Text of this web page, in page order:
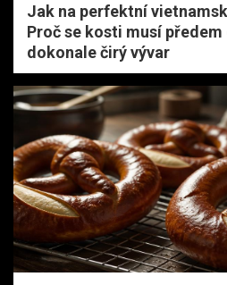
Jak na perfektní
Proč se kosti musí předem
dokonale čirý vývar